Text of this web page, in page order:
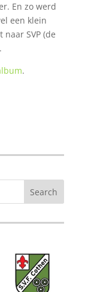
En zo werd
een klein
SVP (de
.